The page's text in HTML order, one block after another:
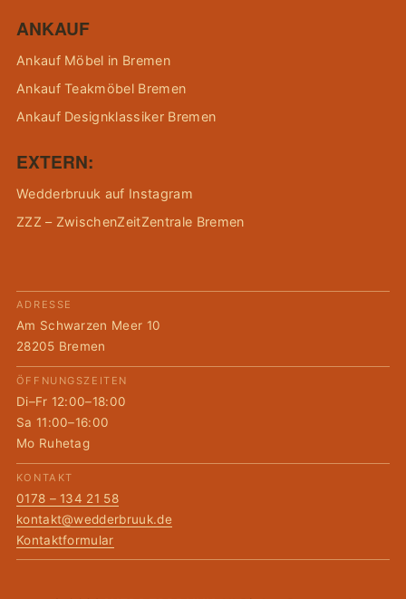
ANKAUF
Ankauf Möbel in Bremen
Ankauf Teakmöbel Bremen
Ankauf Designklassiker Bremen
EXTERN:
Wedderbruuk auf Instagram
ZZZ – ZwischenZeitZentrale Bremen
ADRESSE
Am Schwarzen Meer 10
28205 Bremen
ÖFFNUNGSZEITEN
Di–Fr 12:00–18:00
Sa 11:00–16:00
Mo Ruhetag
KONTAKT
0178 – 134 21 58
kontakt@wedderbruuk.de
Kontaktformular